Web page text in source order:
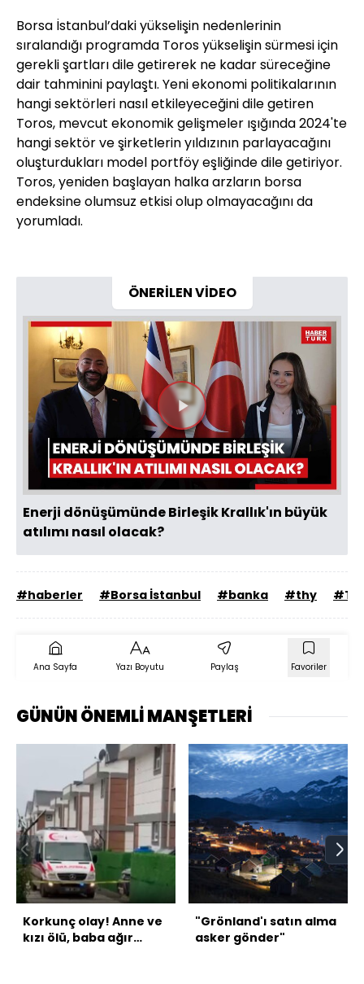
Borsa İstanbul’daki yükselişin nedenlerinin
sıralandığı programda Toros yükselişin sürmesi için
gerekli şartları dile getirerek ne kadar süreceğine
dair tahminini paylaştı. Yeni ekonomi politikalarının
hangi sektörleri nasıl etkileyeceğini dile getiren
Toros, mevcut ekonomik gelişmeler ışığında 2024'te
hangi sektör ve şirketlerin yıldızının parlayacağını
oluşturdukları model portföy eşliğinde dile getiriyor.
Toros, yeniden başlayan halka arzların borsa
endeksine olumsuz etkisi olup olmayacağını da
yorumladı.
ÖNERİLEN VİDEO
Videoyu
Oynat
Enerji dönüşümünde Birleşik Krallık'ın büyük
atılımı nasıl olacak?
#haberler #Borsa İstanbul #banka #thy
Ana Sayfa Yazı Boyutu Paylaş Favoriler
GÜNÜN ÖNEMLİ MANŞETLERİ
Korkunç olay! Anne ve
kızı ölü, baba ağır
"Grönland'ı satın alma
asker gönder"